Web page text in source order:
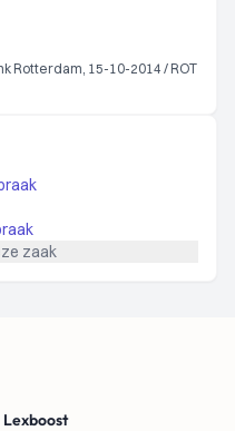
Rotterdam, 15-10-2014 / ROT
zaak
Lexboost